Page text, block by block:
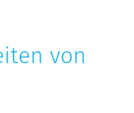
von